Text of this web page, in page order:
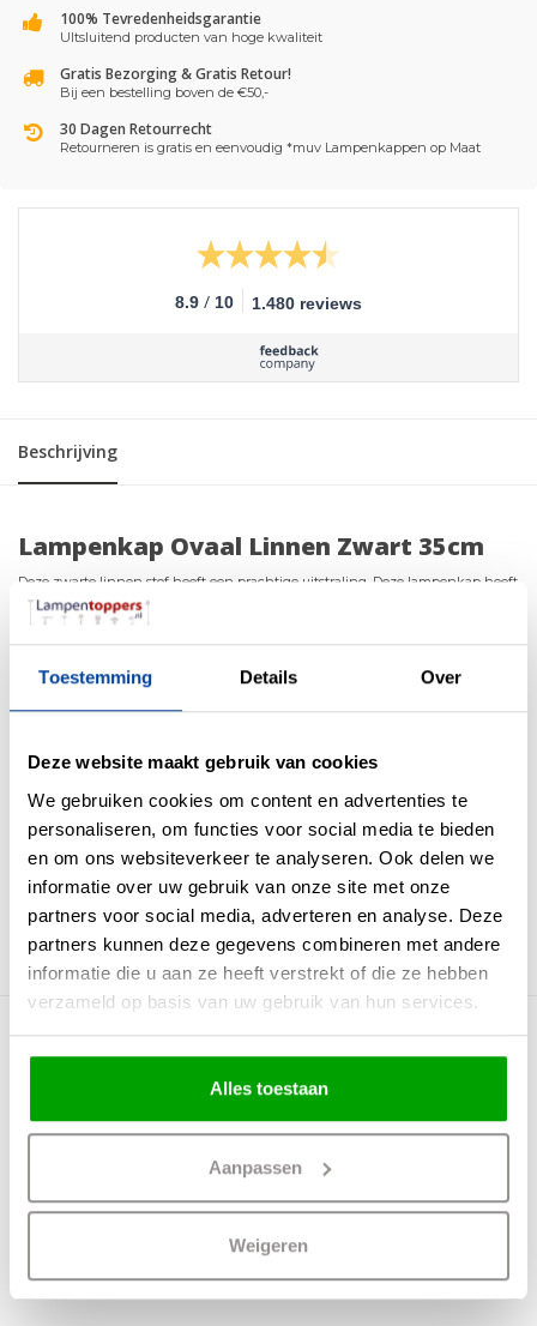
Toestemming Details Over
Deze website maakt gebruik van cookies
We gebruiken cookies om content en advertenties te
personaliseren, om functies voor social media te bieden
en om ons websiteverkeer te analyseren. Ook delen we
informatie over uw gebruik van onze site met onze
partners voor social media, adverteren en analyse. Deze
partners kunnen deze gegevens combineren met andere
informatie die u aan ze heeft verstrekt of die ze hebben
verzameld op basis van uw gebruik van hun services.
Alles toestaan
Aanpassen
Weigeren
100% Tevredenheidsgarantie
UItsluitend producten van hoge kwaliteit
Gratis Bezorging & Gratis Retour!
Bij een bestelling boven de €50,-
30 Dagen Retourrecht
Retourneren is gratis en eenvoudig *muv Lampenkappen op Maat
8.9 / 10 1.480 reviews
Beschrijving
Lampenkap Ovaal Linnen Zwart 35cm
Deze zwarte linnen stof heeft een prachtige uitstraling. Deze lampenkap heeft
zijn eigen charme en kan het interieur op verschillende manieren
binnenkant van de lampenkap is wit PVC.
perfecte afwerking. Echt vakmanschap dat je nog maar zelden ziet.
specificaties
Afmeting: 35 x 17.5 x 23cm (BxDxH)
Fitting aansluiting: E27
Stof: Linnen zwart
Binnenkant: PVC Wit
Meer producten uit deze serie